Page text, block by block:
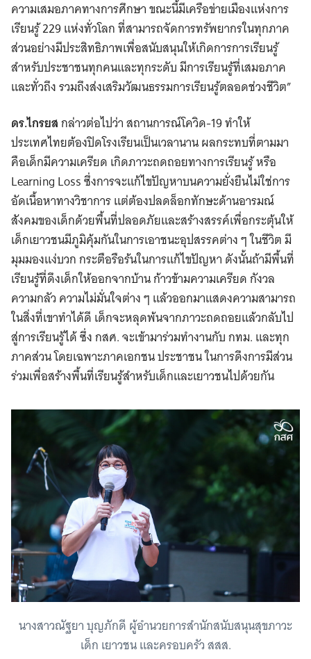
ความเสมอภาคทางการศึกษา ขณะนี้มีเครือข่ายเมืองแห่งการ
เรียนรู้ 229 แห่งทั่วโลก ที่สามารถจัดการทรัพยากรในทุกภาค
ส่วนอย่างมีประสิทธิภาพเพื่อสนับสนุนให้เกิดการการเรียนรู้
สำหรับประชาชนทุกคนและทุกระดับ มีการเรียนรู้ที่เสมอภาค
และทั่วถึง รวมถึงส่งเสริมวัฒนธรรมการเรียนรู้ตลอดช่วงชีวิต”
ดร.ไกรยสกล่าวต่อไปว่า สถานการณ์โควิด-19 ทำให้
ประเทศไทยต้องปิดโรงเรียนเป็นเวลานาน ผลกระทบที่ตามมา
คือเด็กมีความเครียด เกิดภาวะถดถอยทางการเรียนรู้ หรือ
Learning Loss ซึ่งการจะแก้ไขปัญหาบนความยั่งยืนไม่ใช่การ
อัดเนื้อหาทางวิชาการ แต่ต้องปลดล็อกทักษะด้านอารมณ์
สังคมของเด็กด้วยพื้นที่ปลอดภัยและสร้างสรรค์เพื่อกระตุ้นให้
เด็กเยาวชนมีภูมิคุ้มกันในการเอาชนะอุปสรรคต่าง ๆ ในชีวิต มี
มุมมองแง่บวก กระตือรือร้นในการแก้ไขปัญหา ดังนั้นถ้ามีพื้นที่
เรียนรู้ที่ดึงเด็กให้ออกจากบ้าน ก้าวข้ามความเครียด กังวล
ความกลัว ความไม่มั่นใจต่าง ๆ แล้วออกมาแสดงความสามารถ
ในสิ่งที่เขาทำได้ดี เด็กจะหลุดพ้นจากภาวะถดถอยแล้วกลับไป
สู่การเรียนรู้ได้ ซึ่ง กสศ. จะเข้ามาร่วมทำงานกับ กทม. และทุก
ภาคส่วน โดยเฉพาะภาคเอกชน ประชาชน ในการดึงการมีส่วน
ร่วมเพื่อสร้างพื้นที่เรียนรู้สำหรับเด็กและเยาวชนไปด้วยกัน
นางสาวณัฐยา บุญภักดี ผู้อำนวยการสำนักสนับสนุนสุขภาวะ
เด็ก เยาวชน และครอบครัว สสส.